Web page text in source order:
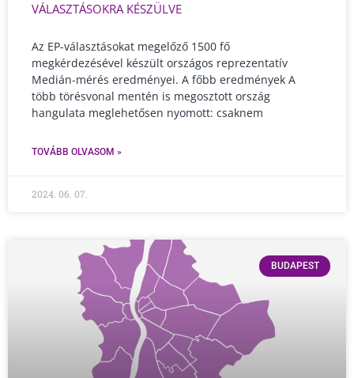
VÁLASZTÁSOKRA KÉSZÜLVE
Az EP-választásokat megelőző 1500 fő
megkérdezésével készült országos reprezentatív
Medián-mérés eredményei. A főbb eredmények A
több törésvonal mentén is megosztott ország
hangulata meglehetősen nyomott: csaknem
TOVÁBB OLVASOM »
2024. 06. 07.
BUDAPEST